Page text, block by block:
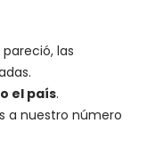
las
el país.
a nuestro número